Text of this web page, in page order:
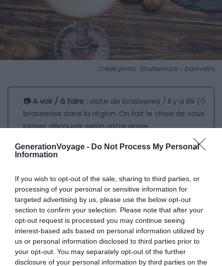
GenerationVoyage - Do Not Process My Personal
Information
If you wish to opt-out of the sale, sharing to third parties, or
processing of your personal or sensitive information for
targeted advertising by us, please use the below opt-out
section to confirm your selection. Please note that after your
opt-out request is processed you may continue seeing
interest-based ads based on personal information utilized by
us or personal information disclosed to third parties prior to
your opt-out. You may separately opt-out of the further
disclosure of your personal information by third parties on the
Crédit photo : Shutterstock – barmalini
📷 A voir / à faire :visite de brasseries / Il y a 89 (!)
brasseries dans la région. On fait le choix de vous
laisser découvrir selon votre envie.
La Belgique, c’est le paradis pour les amateurs de petite
le pays et il est impossible de faire une route tant les
goûts et les couleurs diffèrent en ce qui concerne la
bière.
Citons quelques brasseries reconnues se trouvent
autour de Liège (maison Leffe à Dinant, maison
d’Achouffe pour la Chouffe) mais le choix est large… et si